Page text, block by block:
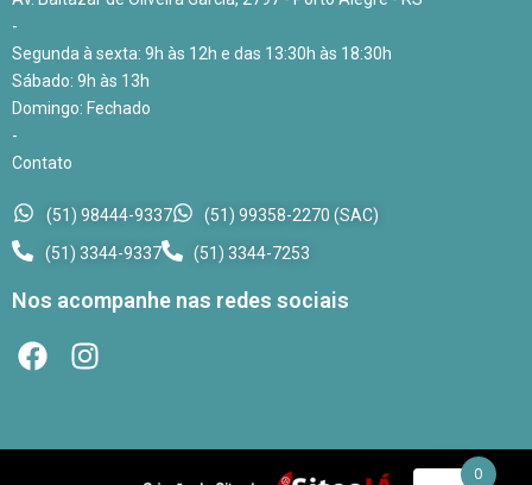
-
Segunda à sexta: 9h às 12h e das 13:30h às 18:30h
Sábado: 9h às 13h
Domingo: Fechado
-
Contato
(51) 98444-9337
(51) 99358-2270 (SAC)
(51) 3344-9337
(51) 3344-7253
Nos acompanhe nas redes sociais
0